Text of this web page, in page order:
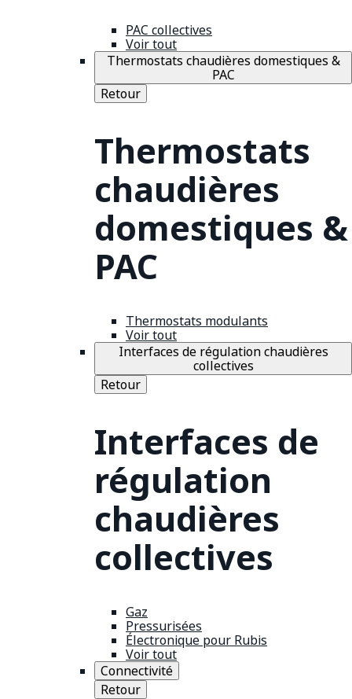
PAC collectives
Voir tout
Thermostats chaudières domestiques &
PAC
Retour
Thermostats
chaudières
domestiques &
PAC
Thermostats modulants
Voir tout
Interfaces de régulation chaudières
collectives
Retour
Interfaces de
régulation
chaudières
collectives
Gaz
Pressurisées
Électronique pour Rubis
Voir tout
Connectivité
Retour